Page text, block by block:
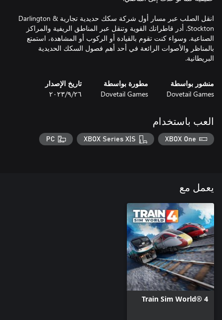
انقل الصلب عبر مسار أول شركة سكك حديدية تجارية Darlington &
Stockton. أدر قاطراتك القوية وتنقل عبر المناطق الريفية والمراكز
الصناعية. وسواء كنت تقوم بالقيادة أو الركوب أو المشاهدة، استمتع
بالمناظر والأصوات الرائعة في أحد أهم فصول السكك الحديدية
البريطانية.
منشور بواسطة
Dovetail Games
مطورة بواسطة
Dovetail Games
تاريخ الإصدار
٢٦‏/٩‏/٢٠٢٣
العب باستخدام
XBOX One
XBOX Series X|S
PC
يعمل مع
Train Sim World® 4